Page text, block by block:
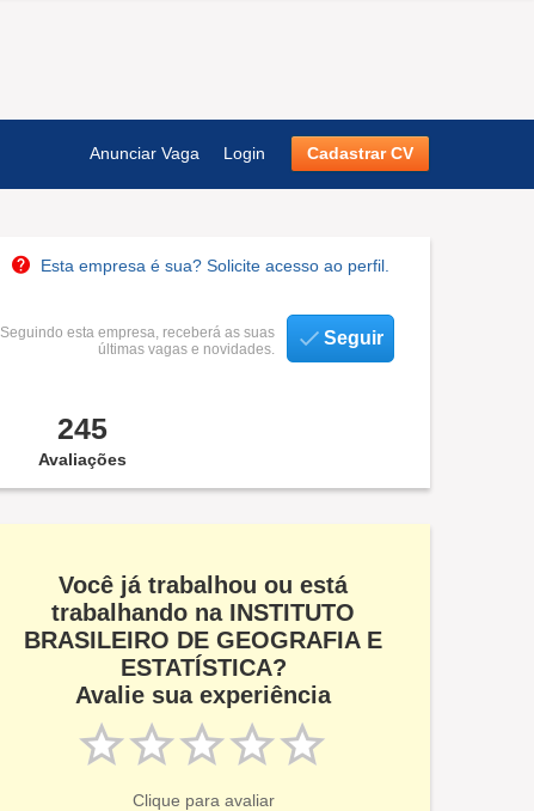
Anunciar Vaga Login Cadastrar CV
Esta empresa é sua? Solicite acesso ao perfil.
Seguindo esta empresa, receberá as suas
últimas vagas e novidades.
Seguir
245
Avaliações
Você já trabalhou ou está
trabalhando na INSTITUTO
BRASILEIRO DE GEOGRAFIA E
ESTATÍSTICA?
Avalie sua experiência
Clique para avaliar